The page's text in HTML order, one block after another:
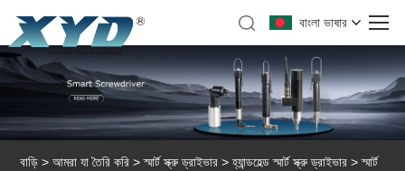
বাংলা ভাষার
বাড়ি > আমরা যা তৈরি করি >স্মার্ট স্ক্রু ড্রাইভার >হ্যান্ডহেল্ড স্মার্ট স্ক্রু ড্রাইভার > স্মার্ট